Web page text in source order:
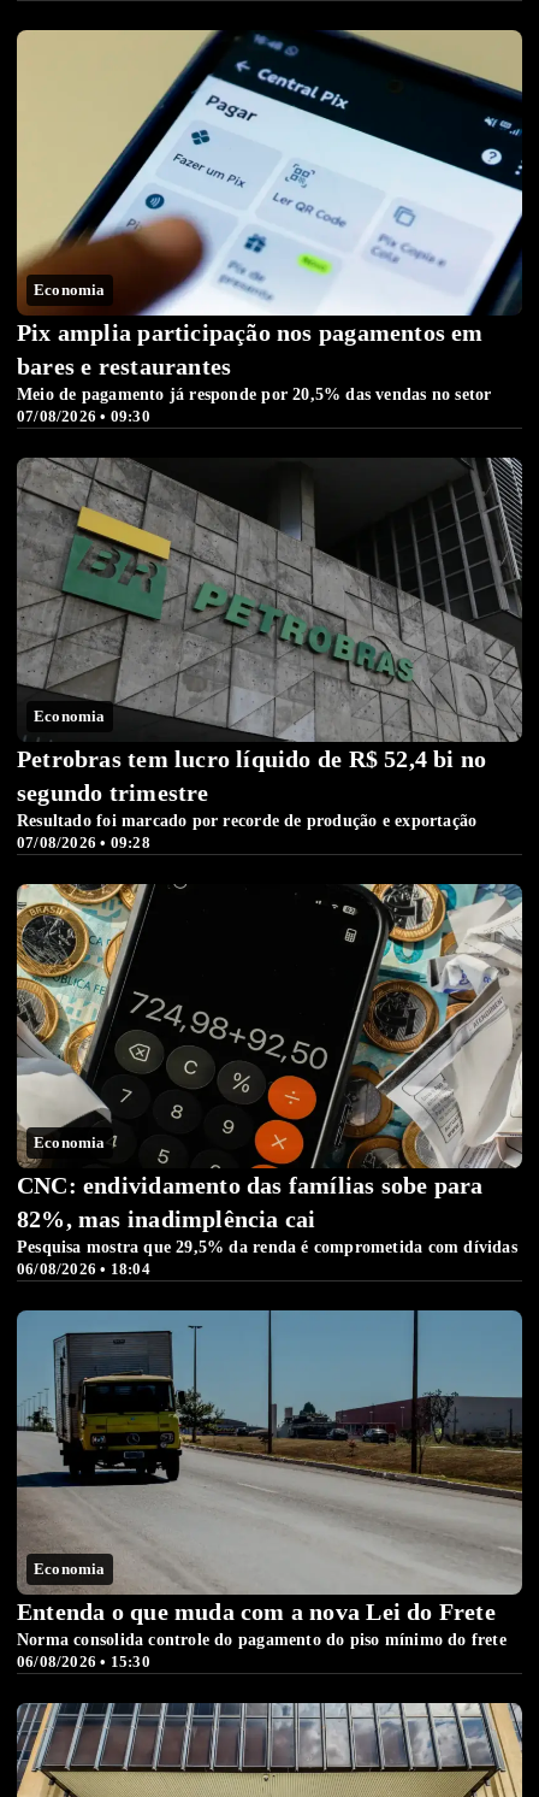
Economia
07/08/2026 • 09:30
Pix amplia participação nos pagamentos em
bares e restaurantes
Meio de pagamento já responde por 20,5% das vendas no setor
Economia
07/08/2026 • 09:28
Petrobras tem lucro líquido de R$ 52,4 bi no
segundo trimestre
Resultado foi marcado por recorde de produção e exportação
Economia
06/08/2026 • 18:04
CNC: endividamento das famílias sobe para
82%, mas inadimplência cai
Pesquisa mostra que 29,5% da renda é comprometida com dívidas
Economia
06/08/2026 • 15:30
Entenda o que muda com a nova Lei do Frete
Norma consolida controle do pagamento do piso mínimo do frete